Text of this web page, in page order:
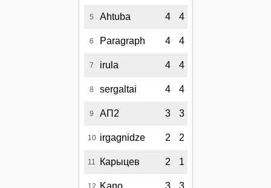
5 Ahtuba 4 4
6 Paragraph 4 4
7 irula 4 4
8 sergaltai 4 4
9 АП2 3 3
10 irgagnidze 2 2
11 Карыцев 2 1
12 Kano 3 3